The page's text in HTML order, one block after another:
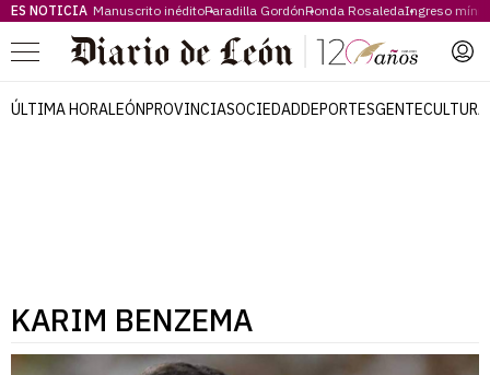
ES NOTICIA Manuscrito inéditoParadilla GordónRonda RosaledaIngreso
Menú
ÚLTIMA HORALEÓNPROVINCIASOCIEDADDEPORTESGENTECULTURA
KARIM BENZEMA